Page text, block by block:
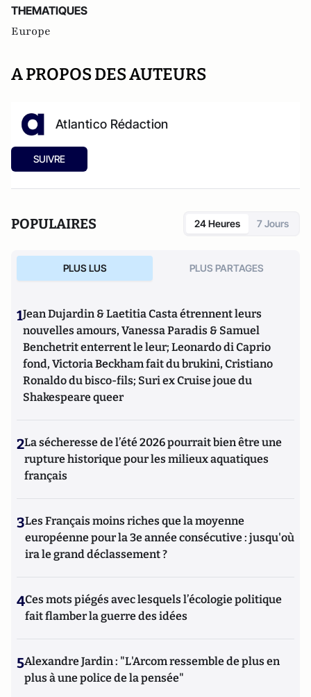
THEMATIQUES
Europe
A PROPOS DES AUTEURS
Atlantico Rédaction
SUIVRE
POPULAIRES 24 Heures 7 Jours
PLUS LUS PLUS PARTAGES
1Jean Dujardin & Laetitia Casta étrennent leurs
nouvelles amours, Vanessa Paradis & Samuel
Benchetrit enterrent le leur; Leonardo di Caprio
fond, Victoria Beckham fait du brukini, Cristiano
Ronaldo du bisco-fils; Suri ex Cruise joue du
Shakespeare queer
2La sécheresse de l’été 2026 pourrait bien être une
rupture historique pour les milieux aquatiques
français
3Les Français moins riches que la moyenne
européenne pour la 3e année consécutive : jusqu'où
ira le grand déclassement ?
4Ces mots piégés avec lesquels l’écologie politique
fait flamber la guerre des idées
5Alexandre Jardin : "L'Arcom ressemble de plus en
plus à une police de la pensée"